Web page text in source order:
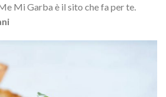
Mi Garba è il sito che fa per te.